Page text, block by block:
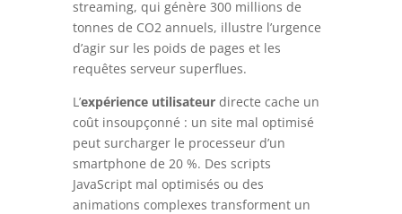
streaming, qui génère 300 millions de
tonnes de CO2 annuels, illustre l’urgence
d’agir sur les poids de pages et les
requêtes serveur superflues.
L’expérience utilisateurdirecte cache un
coût insoupçonné : un site mal optimisé
peut surcharger le processeur d’un
smartphone de 20 %. Des scripts
JavaScript mal optimisés ou des
animations complexes transforment un